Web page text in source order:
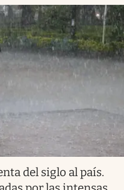
del siglo al país.